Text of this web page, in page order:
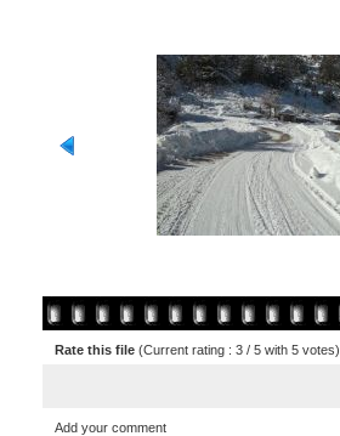
Rate this file (Current rating : 3 / 5 with 5 votes)
Add your comment